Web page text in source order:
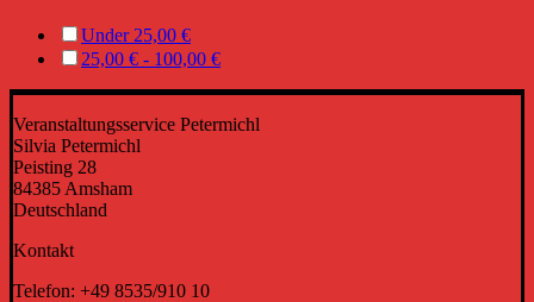
Under 25,00 €
25,00 € - 100,00 €
Veranstaltungsservice Petermichl
Silvia Petermichl
Peisting 28
84385 Amsham
Deutschland
Kontakt
Telefon: +49 8535/910 10